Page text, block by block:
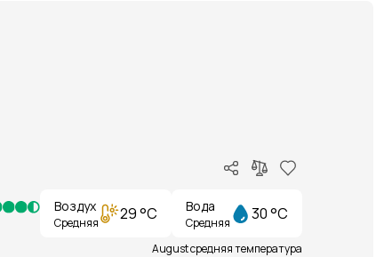
Воздух
Средняя 29 °C Вода
Средняя 30 °C
August средняя температура